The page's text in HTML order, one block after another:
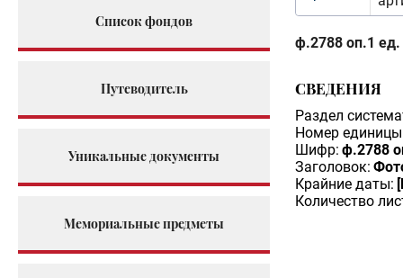
Список фондов
Путеводитель
Уникальные документы
Мемориальные предметы
ф.2788 оп.1 ед.
СВЕДЕНИЯ
Раздел
Номер единицы
Шифр: ф.2788
Заголовок:
Крайние даты:
Количество